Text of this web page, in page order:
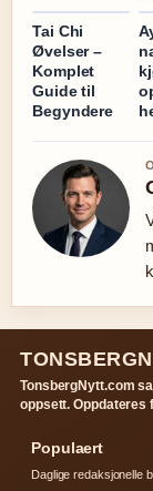
Tai Chi
Øvelser –
Komplet
Guide til
Begyndere
TonsbergNytt.com
oppsett. Oppdateres
Populaert
Daglige redaksjonelle